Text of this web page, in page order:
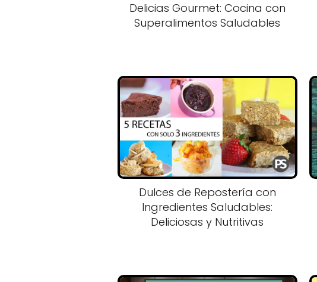
Delicias Gourmet: Cocina con
Superalimentos Saludables
Dulces de Repostería con
Ingredientes Saludables:
Deliciosas y Nutritivas